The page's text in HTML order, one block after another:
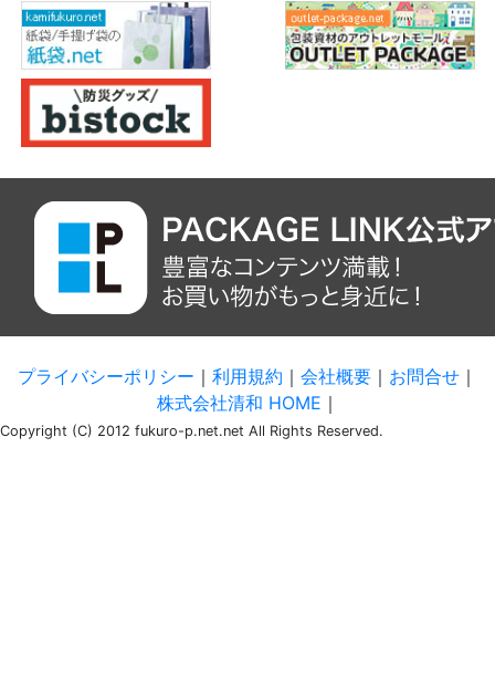
プライバシーポリシー ｜ 利用規約 ｜ 会社概要 ｜ お問合せ ｜
株式会社清和 HOME ｜
Copyright (C) 2012 fukuro-p.net.net All Rights Reserved.